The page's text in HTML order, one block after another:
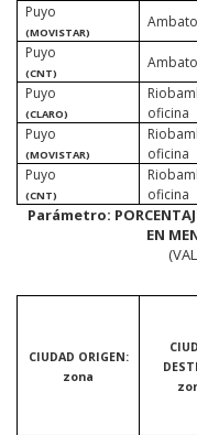
Puyo
(MOVISTAR)
Ambato
Puyo
(CNT)
Ambato
Puyo
(CLARO)
oficina
Puyo
(MOVISTAR)
oficina
Puyo
(CNT)
oficina
Parámetro:
EN
CIUDAD ORIGEN:
zona